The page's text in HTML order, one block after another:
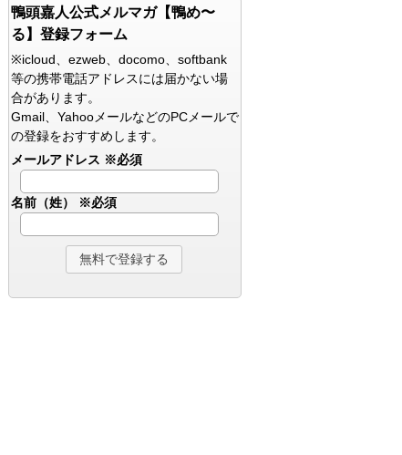
鴨頭嘉人公式メルマガ【鴨め〜
る】登録フォーム
※icloud、ezweb、docomo、softbank
等の携帯電話アドレスには届かない場
合があります。
Gmail、YahooメールなどのPCメールで
の登録をおすすめします。
メールアドレス ※必須
名前（姓） ※必須